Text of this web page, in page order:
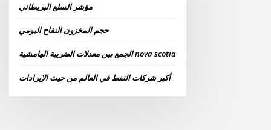
مؤشر السلع البريطاني
حجم المخزون التفاح اليومي
الجمع بين معدلات الضريبة الهامشية nova scotia
أكبر شركات النفط في العالم من حيث الإيرادات